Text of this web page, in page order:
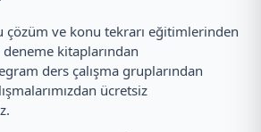
çözüm ve konu tekrarı eğitimlerinden
deneme kitaplarından
ders çalışma gruplarından
ücretsiz